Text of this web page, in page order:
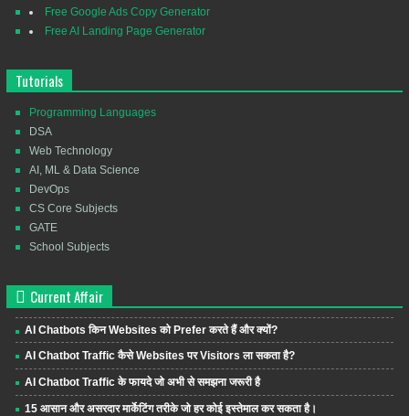
Free Google Ads Copy Generator
Free AI Landing Page Generator
Tutorials
Programming Languages
DSA
Web Technology
AI, ML & Data Science
DevOps
CS Core Subjects
GATE
School Subjects
Current Affair
AI Chatbots किन Websites को Prefer करते हैं और क्यों?
AI Chatbot Traffic कैसे Websites पर Visitors ला सकता है?
AI Chatbot Traffic के फायदे जो अभी से समझना जरूरी है
15 आसान और असरदार मार्केटिंग तरीके जो हर कोई इस्तेमाल कर सकता है।